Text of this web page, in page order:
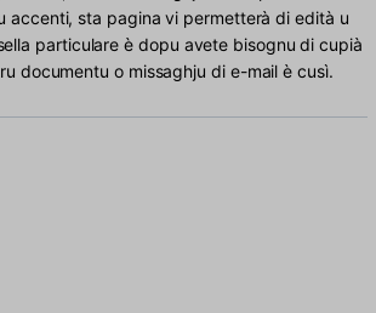
accenti, sta pagina vi permetterà di edità u
particulare è dopu avete bisognu di cupià
documentu o missaghju di e-mail è cusì.